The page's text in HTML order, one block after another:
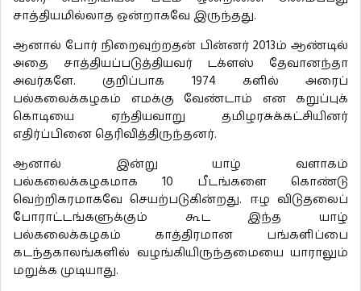
சாத்தியமில்லாத ஒன்றாகவே இருந்தது.
ஆனால் போர் நிறைவுற்றதன் பின்னர் 2013ம் ஆண்டில்
அதை சாத்தியப்படுத்தியவர் டக்ளஸ் தேவானந்தா
அவர்களே. குறிப்பாக 1974 களில் அரைப்
பல்கலைக்கழகம் எமக்கு வேண்டாம் என கறுப்புக்
கொடியை ஏந்தியவாறு தமிழரசுக்கட்சியினர்
எதிர்ப்பினை தெரிவித்திருந்தனர்.
ஆனால் இன்று யாழ் வளாகம்
பல்கலைக்கழகமாக 10 பீடங்களை கொண்டு
வெற்றிகரமாகவே செயற்படுகின்றது. ஈழ விடுதலைப்
போராட்டங்களுக்கும் கூட இந்த யாழ்
பல்கலைக்கழகம் காத்திரமான பங்களிப்பை
கடந்தகாலங்களில் வழங்கியிருந்தமையை யாராலும்
மறுக்க முடியாது.